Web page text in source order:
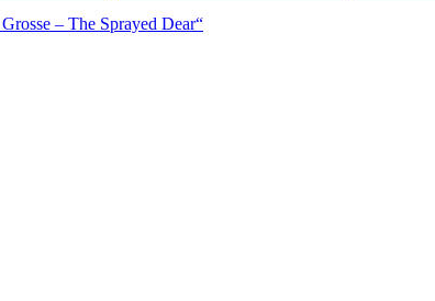
– The Sprayed Dear“